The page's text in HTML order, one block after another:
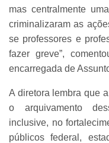
mas centralmente
criminalizaram as
se professores e
fazer greve”,
encarregada de
A diretora lembra que
o arquivamento
inclusive, no
públicos federal,